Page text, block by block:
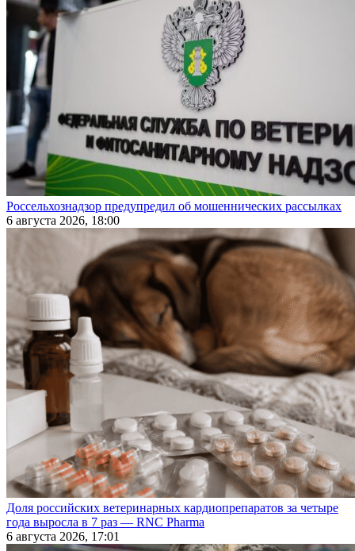
Россельхознадзор предупредил об мошеннических рассылках
6 августа 2026, 18:00
Доля российских ветеринарных кардиопрепаратов за четыре
года выросла в 7 раз — RNC Pharma
6 августа 2026, 17:01